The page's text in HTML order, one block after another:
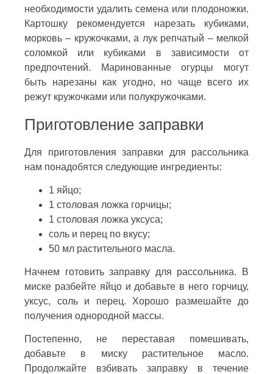
необходимости удалить семена или плодоножки.
Картошку рекомендуется нарезать кубиками,
морковь – кружочками, а лук репчатый – мелкой
соломкой или кубиками в зависимости от
предпочтений. Маринованные огурцы могут
быть нарезаны как угодно, но чаще всего их
режут кружочками или полукружочками.
Приготовление заправки
Для приготовления заправки для рассольника
нам понадобятся следующие ингредиенты:
1 яйцо;
1 столовая ложка горчицы;
1 столовая ложка уксуса;
соль и перец по вкусу;
50 мл растительного масла.
Начнем готовить заправку для рассольника. В
миске разбейте яйцо и добавьте в него горчицу,
уксус, соль и перец. Хорошо размешайте до
получения однородной массы.
Постепенно, не переставая помешивать,
добавьте в миску растительное масло.
Продолжайте взбивать заправку в течение